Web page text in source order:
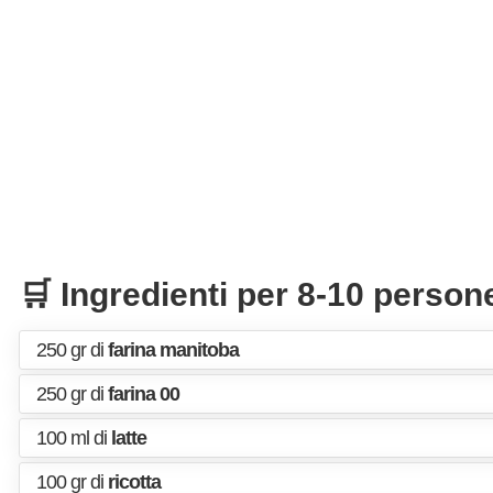
🛒 Ingredienti per 8-10
250 gr di farina manitoba
250 gr di farina 00
100 ml di latte
100 gr di ricotta